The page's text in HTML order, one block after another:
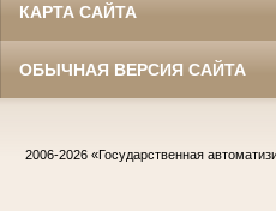
КАРТА САЙТА
ОБЫЧНАЯ ВЕРСИЯ САЙТА
2006-2026 «Государственная